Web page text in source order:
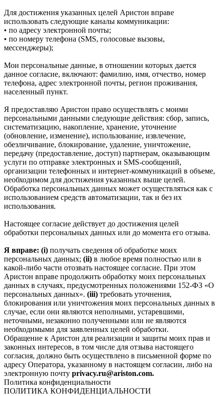
Для достижения указанных целей Аристон вправе
использовать следующие каналы коммуникации:
• по адресу электронной почты;
• по номеру телефона (SMS, голосовые вызовы,
мессенджеры);
Мои персональные данные, в отношении которых дается
данное согласие, включают: фамилию, имя, отчество, номер
телефона, адрес электронной почты, регион проживания,
населенный пункт.
Я предоставляю Аристон право осуществлять с моими
персональными данными следующие действия: сбор, запись,
систематизацию, накопление, хранение, уточнение
(обновление, изменение), использование, извлечение,
обезличивание, блокирование, удаление, уничтожение,
передачу (предоставление, доступ) партнерам, оказывающим
услуги по отправке электронных и SMS‑сообщений,
организации телефонных и интернет‑коммуникаций в объеме,
необходимом для достижения указанных выше целей.
Обработка персональных данных может осуществляться как с
использованием средств автоматизации, так и без их
использования.
Настоящее согласие действует до достижения целей
обработки персональных данных или до момента его отзыва.
Я вправе: (i) получать сведения об обработке моих
персональных данных; (ii) в любое время полностью или в
какой-либо части отозвать настоящее согласие. При этом
Аристон вправе продолжить обработку моих персональных
данных в случаях, предусмотренных положениями 152-ФЗ «О
персональных данных». (iii) требовать уточнения,
блокирования или уничтожения моих персональных данных в
случае, если они являются неполными, устаревшими,
неточными, незаконно полученными или не являются
необходимыми для заявленных целей обработки.
Обращение к Аристон для реализации и защиты моих прав и
законных интересов, в том числе для отзыва настоящего
согласия, должно быть осуществлено в письменной форме по
адресу Оператора, указанному в настоящем согласии, либо на
электронную почту privacy.ru@ariston.com.
Политика конфиденциальности
ПОЛИТИКА КОНФИДЕНЦИАЛЬНОСТИ